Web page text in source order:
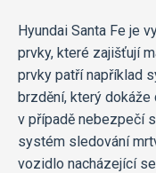
Hyundai Santa Fe je
prvky, které zajišťují
prvky patří například
brzdění, který
v případě nebezpečí
systém sledování
vozidlo nacházející